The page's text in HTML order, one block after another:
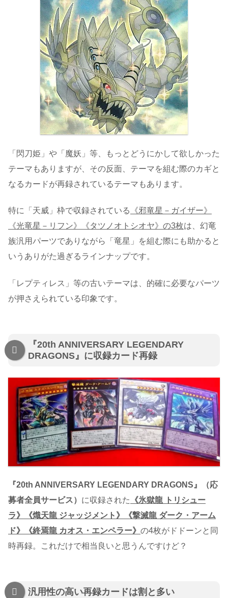
「閃刀姫」や「魔妖」等、もっとどうにかして欲しかった
テーマもありますが、その反面、テーマを組む際のカギと
なるカードが再録されているテーマもあります。
特に「天威」枠で収録されている
《邪竜星－ガイザー》
《光竜星－リフン》《タツノオトシオヤ》の3枚は、幻竜
族汎用パーツでありながら「竜星」を組む際にも助かると
いうありがた過ぎるラインナップです。
「レプティレス」等の古いテーマは、的確に必要なパーツ
が押さえられている印象です。
『20th ANNIVERSARY LEGENDARY
DRAGONS』に収録カード再録
『20th ANNIVERSARY LEGENDARY DRAGONS』（応
募者全員サービス） に収録された
《氷獄龍 トリシュー
ラ》《熾天龍 ジャッジメント》《撃滅龍 ダーク・アーム
ド》《終焉龍 カオス・エンペラー》 の4枚がドドーンと同
時再録。これだけで相当良いと思うんですけど？
汎用性の高い再録カードは割と多い